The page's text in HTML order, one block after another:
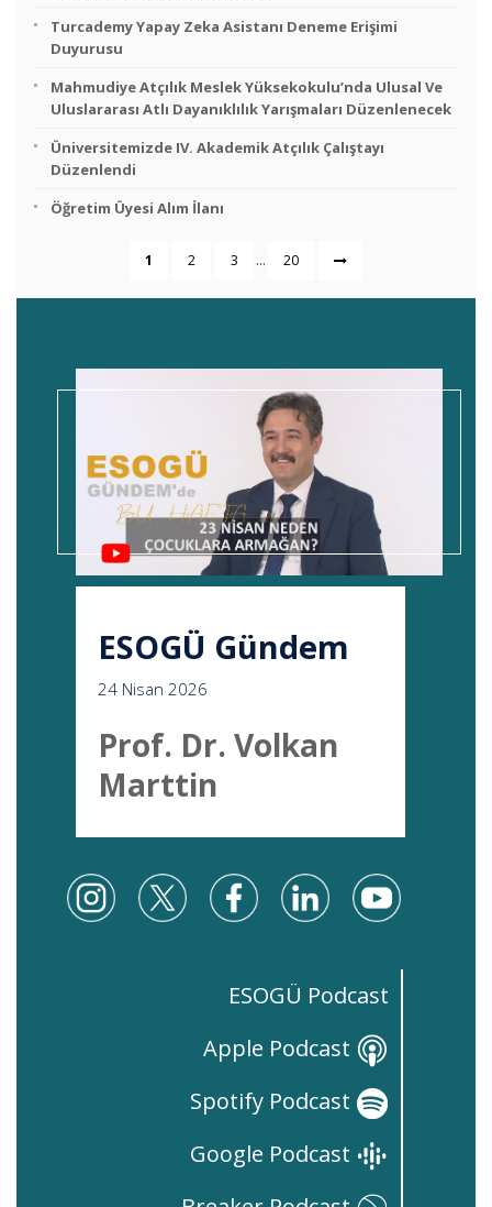
Turcademy Yapay Zeka Asistanı Deneme Erişimi
Duyurusu
Mahmudiye Atçılık Meslek Yüksekokulu’nda Ulusal Ve
Uluslararası Atlı Dayanıklılık Yarışmaları Düzenlenecek
Üniversitemizde IV. Akademik Atçılık Çalıştayı
Düzenlendi
Öğretim Üyesi Alım İlanı
1 2 3 ... 20
ESOGÜ Gündem
24 Nisan 2026
Prof. Dr. Volkan
Marttin
ESOGÜ Podcast
Apple Podcast
Spotify Podcast
Google Podcast